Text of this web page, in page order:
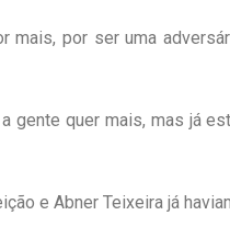
mais, por ser uma
gente quer mais, mas já
e Abner Teixeira já